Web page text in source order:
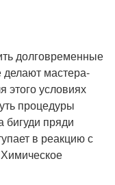
долговременные
мастера-
этого условиях
процедуры
бигуди пряди
в реакцию с